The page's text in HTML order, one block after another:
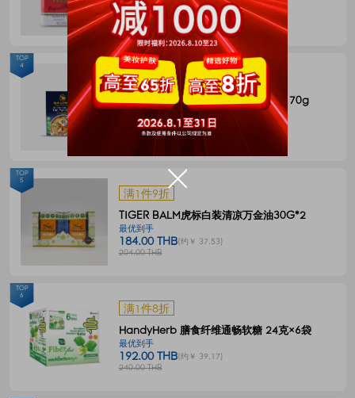
144.00 THB(约￥ 29.38)
180.00 THB
满1件8折
BLUE ELEPHANT 冬阴功一体式汤料 70g
55.00 THB(约￥ 11.22)
68.00 THB
TOP
4
满1件9折
TIGER BALM虎标白装清凉万金油30G*2
最优到手
184.00 THB(约￥ 37.53)
204.00 THB
TOP
5
满1件8折
HandyHerb 膳食纤维通畅软糖 24克×6袋
最优到手
192.00 THB(约￥ 39.17)
240.00 THB
TOP
6